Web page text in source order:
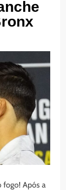
fogo! Após a